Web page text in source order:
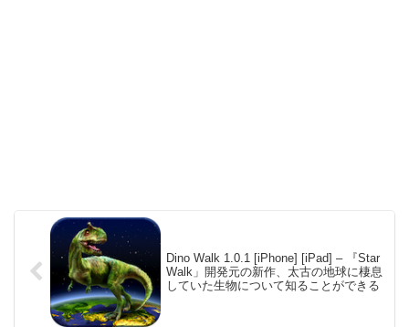
Dino Walk 1.0.1 [iPhone] [iPad] – 『Star
Walk」開発元の新作、太古の地球に棲息
していた生物について知ることができる